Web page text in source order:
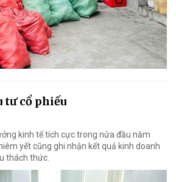
tư cổ phiếu
kinh tế tích cực trong nửa đầu năm
yết cũng ghi nhận kết quả kinh doanh
thách thức.